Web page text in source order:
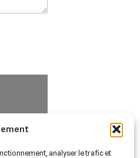
analyser le trafic et